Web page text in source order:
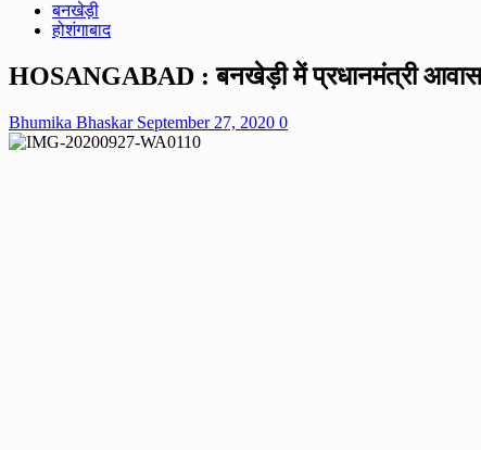
बनखेड़ी
होशंगाबाद
HOSANGABAD : बनखेड़ी में प्रधानमंत्री
Bhumika Bhaskar September 27, 2020 0